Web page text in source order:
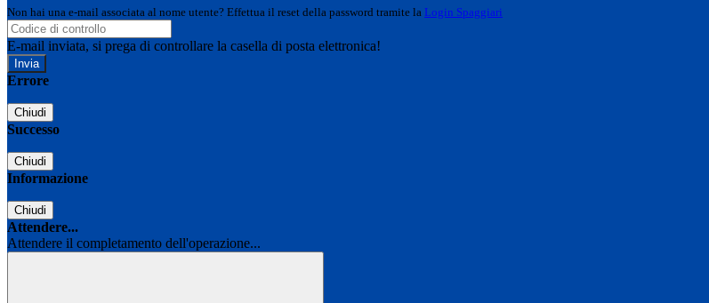
Non hai una e-mail associata al nome utente? Effettua il reset della password tramite la Login Spaggiari
E-mail inviata, si prega di controllare la casella di posta elettronica!
Errore
Chiudi
Successo
Chiudi
Informazione
Chiudi
Attendere...
Attendere il completamento dell'operazione...